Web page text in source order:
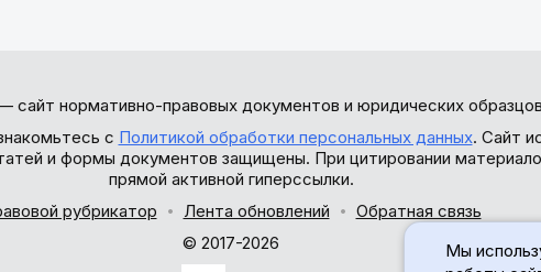
сайт нормативно-правовых документов и юридических
с Политикой обработки персональных данных. Сайт
и формы документов защищены. При цитировании
прямой активной гиперссылки.
рубрикатор
Лента обновлений
Обратная связь
© 2017-2026
Мы